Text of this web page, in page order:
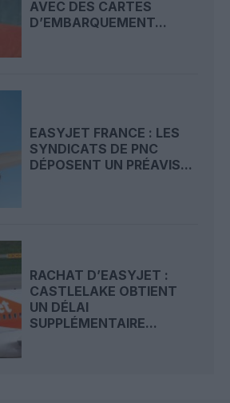
AVEC DES CARTES
D’EMBARQUEMENT...
EASYJET FRANCE : LES
SYNDICATS DE PNC
DÉPOSENT UN PRÉAVIS...
RACHAT D’EASYJET :
CASTLELAKE OBTIENT
UN DÉLAI
SUPPLÉMENTAIRE...